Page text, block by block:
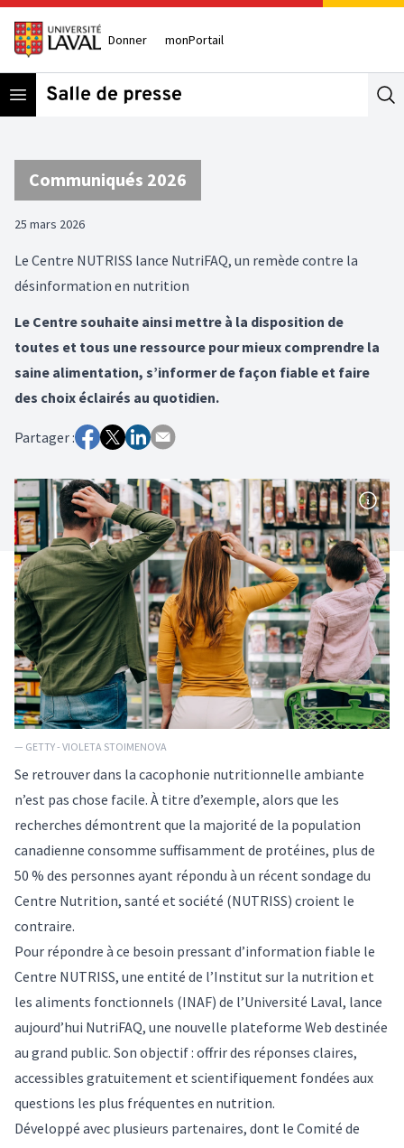
Donner monPortail
Open menu
Communiqués 2026
25 mars 2026
Le Centre NUTRISS lance NutriFAQ, un remède contre la
désinformation en nutrition
Le Centre souhaite ainsi mettre à la disposition de
toutes et tous une ressource pour mieux comprendre la
saine alimentation, s’informer de façon fiable et faire
des choix éclairés au quotidien.
Partager :
— GETTY - VIOLETA STOIMENOVA
Se retrouver dans la cacophonie nutritionnelle ambiante
n’est pas chose facile. À titre d’exemple, alors que les
recherches démontrent que la majorité de la population
canadienne consomme suffisamment de protéines, plus de
50 % des personnes ayant répondu à un récent sondage du
Centre Nutrition, santé et société (NUTRISS) croient le
contraire.
Pour répondre à ce besoin pressant d’information fiable le
Centre NUTRISS, une entité de l’Institut sur la nutrition et
les aliments fonctionnels (INAF) de l’Université Laval, lance
aujourd’hui NutriFAQ, une nouvelle plateforme Web destinée
au grand public. Son objectif : offrir des réponses claires,
accessibles gratuitement et scientifiquement fondées aux
questions les plus fréquentes en nutrition.
Développé avec plusieurs partenaires, dont le Comité de